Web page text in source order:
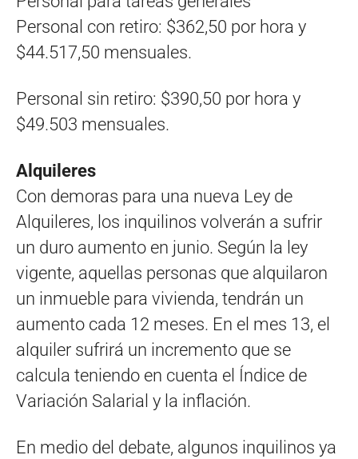
Personal con retiro: $362,50 por hora y
$44.517,50 mensuales.
Personal sin retiro: $390,50 por hora y
$49.503 mensuales.
Alquileres
Con demoras para una nueva Ley de
Alquileres, los inquilinos volverán a sufrir
un duro aumento en junio. Según la ley
vigente, aquellas personas que alquilaron
un inmueble para vivienda, tendrán un
aumento cada 12 meses. En el mes 13, el
alquiler sufrirá un incremento que se
calcula teniendo en cuenta el Índice de
Variación Salarial y la inflación.
En medio del debate, algunos inquilinos ya